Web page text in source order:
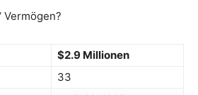
Vermögen?
$2.9 Millionen
33